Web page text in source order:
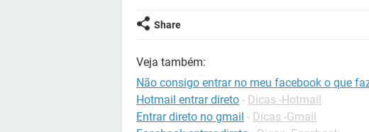
Share
Veja também:
Não consigo entrar no meu facebook o que
Hotmail entrar direto - Dicas -Hotmail
Entrar direto no gmail - Dicas -Gmail